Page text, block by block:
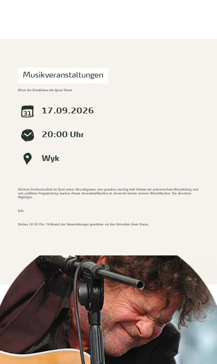
Musikveranstaltungen
Blues der Extraklasse mit Ignaz Netzer
17.09.2026
20:00 Uhr
Wyk
Höchste Professionalität im Spiel seiner Akustikgitarre, eine grandios rauchig-tiefe Stimme mit authentischem Bluesfeeling und
sein perfektes Fingerpicking machen diesen AusnahmeMusiker zu einem der besten weissen BluesMusiker. Ein absolutes
Highlight.
Info:
Einlass 18:30 Uhr / Während der Veranstaltungen gewähren wir den Künstlern ihren Raum.